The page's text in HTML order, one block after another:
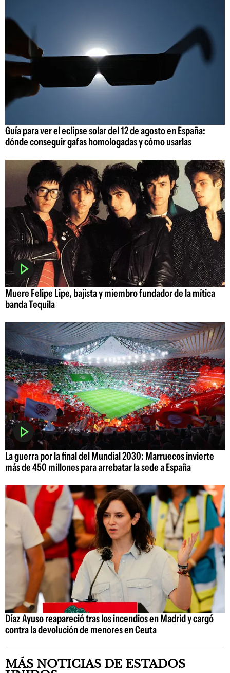
Guía para ver el eclipse solar del 12 de agosto en España:
dónde conseguir gafas homologadas y cómo usarlas
Muere Felipe Lipe, bajista y miembro fundador de la mítica
banda Tequila
La guerra por la final del Mundial 2030: Marruecos invierte
más de 450 millones para arrebatar la sede a España
Díaz Ayuso reapareció tras los incendios en Madrid y cargó
contra la devolución de menores en Ceuta
MÁS NOTICIAS DE ESTADOS